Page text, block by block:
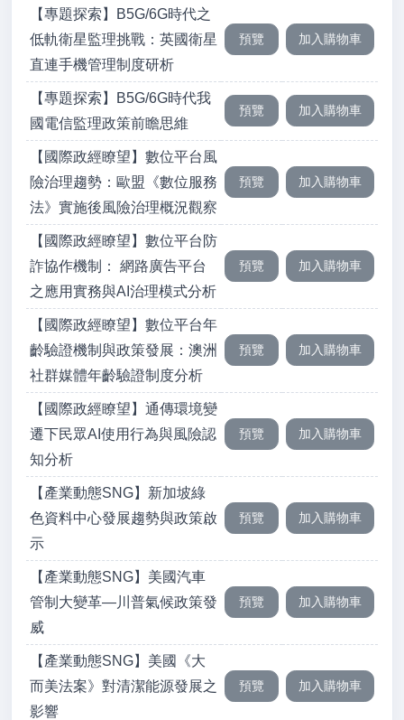
【專題探索】B5G/6G時代之
低軌衛星監理挑戰：英國衛星
直連手機管理制度研析
【專題探索】B5G/6G時代我
國電信監理政策前瞻思維
【國際政經瞭望】數位平台風
險治理趨勢：歐盟《數位服務
法》實施後風險治理概況觀察
【國際政經瞭望】數位平台防
詐協作機制： 網路廣告平台
之應用實務與AI治理模式分析
【國際政經瞭望】數位平台年
齡驗證機制與政策發展：澳洲
社群媒體年齡驗證制度分析
【國際政經瞭望】通傳環境變
遷下民眾AI使用行為與風險認
知分析
【產業動態SNG】新加坡綠
色資料中心發展趨勢與政策啟
示
【產業動態SNG】美國汽車
管制大變革―川普氣候政策發
威
【產業動態SNG】美國《大
而美法案》對清潔能源發展之
影響